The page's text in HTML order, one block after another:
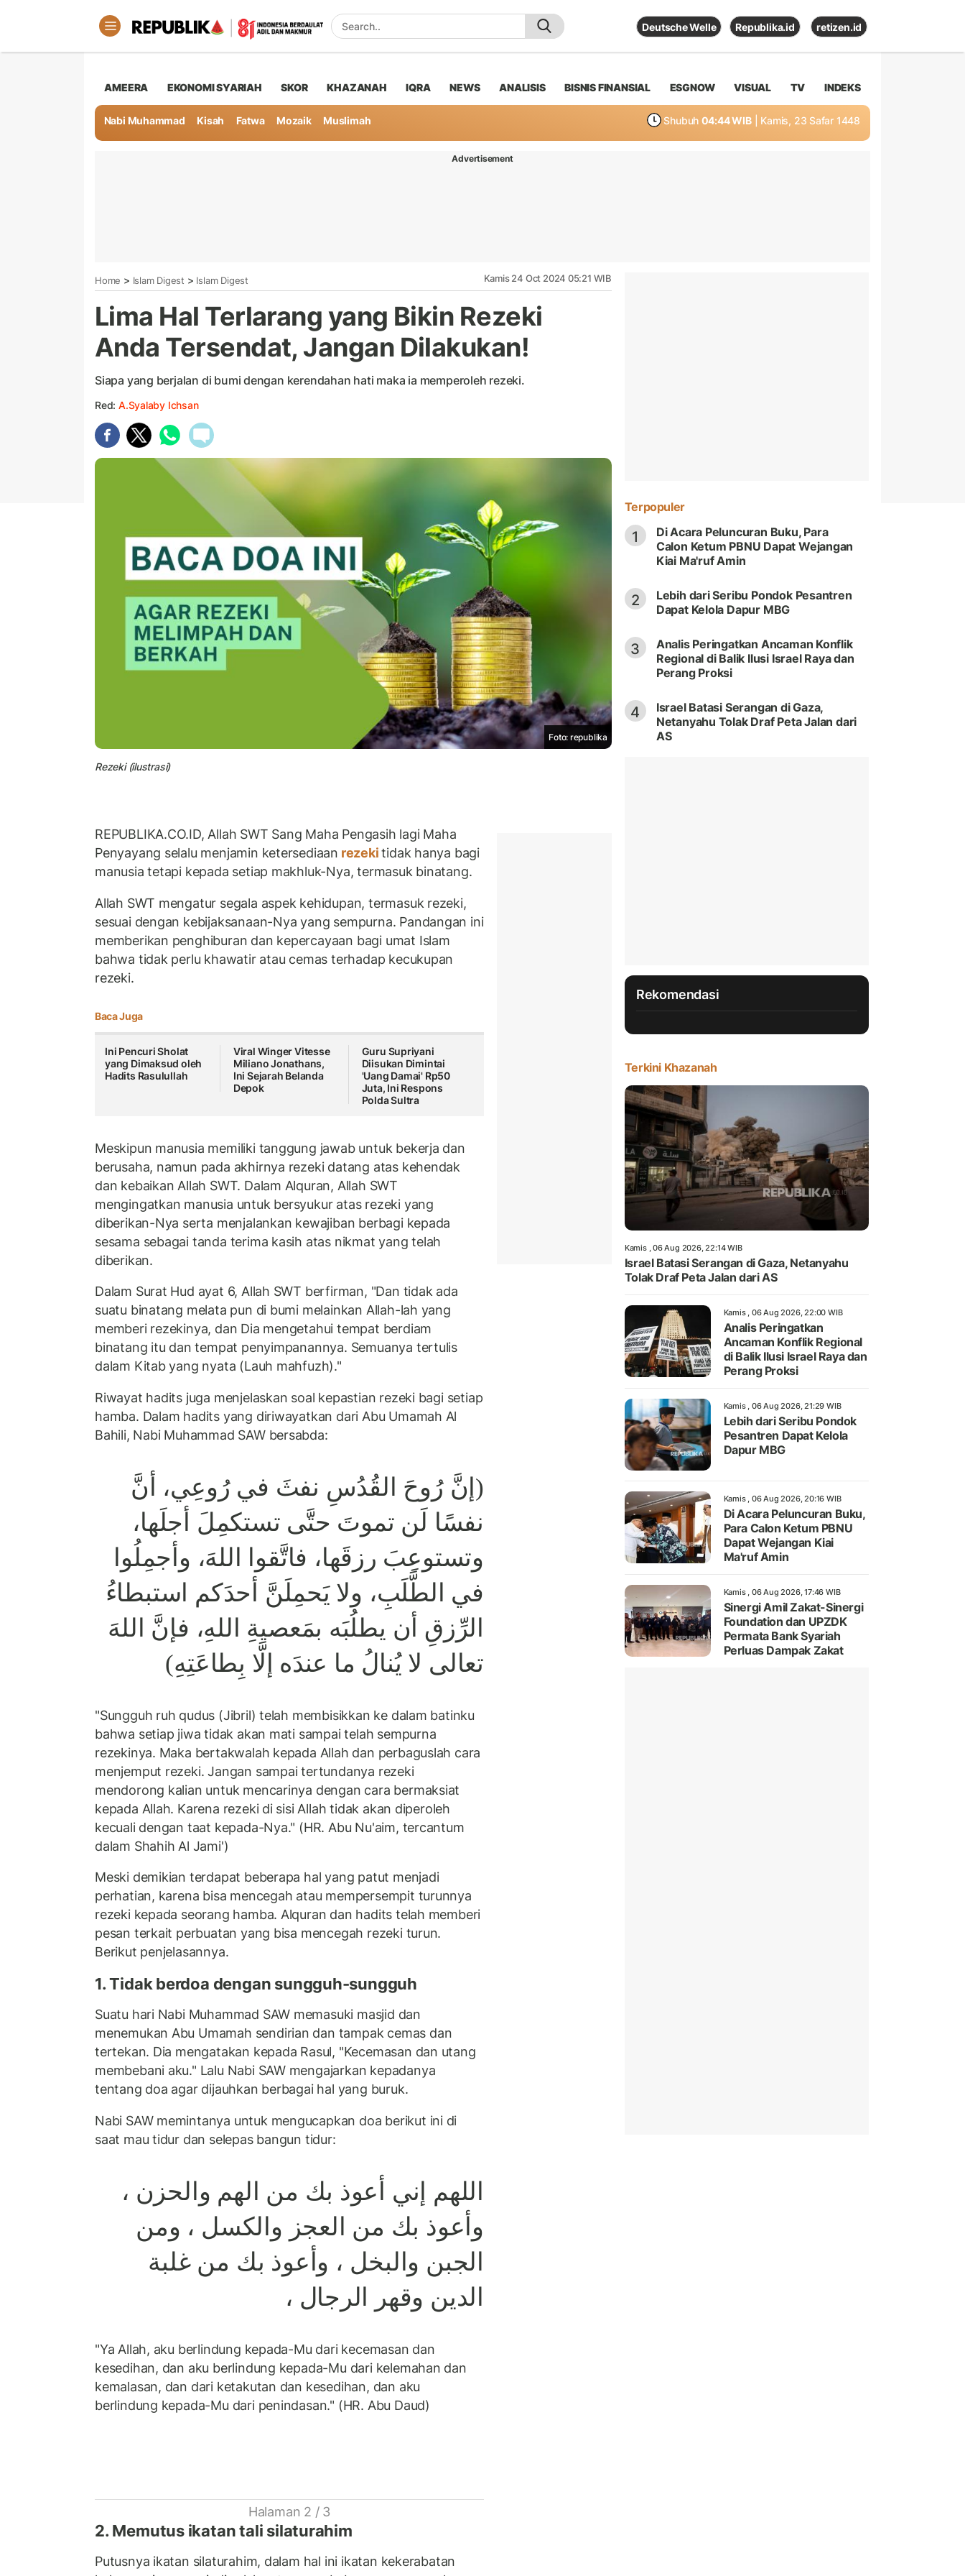
Deutsche Welle Republika.id retizen.id
AMEERA EKONOMI SYARIAH SKOR KHAZANAH IQRA NEWS ANALISIS BISNIS FINANSIAL ESGNOW VISUAL TV INDEKS
Nabi Muhammad Kisah Fatwa Mozaik Muslimah Shubuh 04:44 WIB | Kamis, 23 Safar 1448
Advertisement
Home > Islam Digest > Islam Digest Kamis 24 Oct 2024 05:21 WIB
Lima Hal Terlarang yang Bikin Rezeki
Anda Tersendat, Jangan Dilakukan!
Siapa yang berjalan di bumi dengan kerendahan hati maka ia memperoleh rezeki.
Red: A.Syalaby Ichsan
Foto: republika
Rezeki (ilustrasi)
REPUBLIKA.CO.ID, Allah SWT Sang Maha Pengasih lagi Maha
Penyayang selalu menjamin ketersediaan rezekitidak hanya bagi
manusia tetapi kepada setiap makhluk-Nya, termasuk binatang.
Allah SWT mengatur segala aspek kehidupan, termasuk rezeki,
sesuai dengan kebijaksanaan-Nya yang sempurna. Pandangan ini
memberikan penghiburan dan kepercayaan bagi umat Islam
bahwa tidak perlu khawatir atau cemas terhadap kecukupan
rezeki.
Baca Juga
Ini Pencuri Sholat
yang Dimaksud oleh
Hadits Rasulullah
Viral Winger Vitesse
Miliano Jonathans,
Ini Sejarah Belanda
Depok
Guru Supriyani
Diisukan Dimintai
'Uang Damai' Rp50
Juta, Ini Respons
Polda Sultra
Meskipun manusia memiliki tanggung jawab untuk bekerja dan
berusaha, namun pada akhirnya rezeki datang atas kehendak
dan kebaikan Allah SWT. Dalam Alquran, Allah SWT
mengingatkan manusia untuk bersyukur atas rezeki yang
diberikan-Nya serta menjalankan kewajiban berbagi kepada
sesama sebagai tanda terima kasih atas nikmat yang telah
diberikan.
Dalam Surat Hud ayat 6, Allah SWT berfirman, "Dan tidak ada
suatu binatang melata pun di bumi melainkan Allah-lah yang
memberi rezekinya, dan Dia mengetahui tempat berdiam
binatang itu dan tempat penyimpanannya. Semuanya tertulis
dalam Kitab yang nyata (Lauh mahfuzh)."
Riwayat hadits juga menjelaskan soal kepastian rezeki bagi setiap
hamba. Dalam hadits yang diriwayatkan dari Abu Umamah Al
Bahili, Nabi Muhammad SAW bersabda:
( إنَّ رُوحَ القُدُسِ نفثَ في رُوعِي،
أنَّ
نفسًا لَن تموتَ حتَّى تستكمِلَ
أجلَها،
وتستوعِبَ رزقَها، فاتَّقوا اللهَ، وأجمِلُوا
في الطَّلَبِ، ولا يَحمِلَنَّ أحدَكم استبطاءُ
الرِّزقِ أن يطلُبَه بمَعصيةِ اللهِ، فإنَّ اللهَ
تعالى لا يُنالُ ما عندَه إلَّا بِطاعَتِهِ)
"Sungguh ruh qudus (Jibril) telah membisikkan ke dalam batinku
bahwa setiap jiwa tidak akan mati sampai telah sempurna
rezekinya. Maka bertakwalah kepada Allah dan perbaguslah cara
menjemput rezeki. Jangan sampai tertundanya rezeki
mendorong kalian untuk mencarinya dengan cara bermaksiat
kepada Allah. Karena rezeki di sisi Allah tidak akan diperoleh
kecuali dengan taat kepada-Nya." (HR. Abu Nu'aim, tercantum
dalam Shahih Al Jami')
Meski demikian terdapat beberapa hal yang patut menjadi
perhatian, karena bisa mencegah atau mempersempit turunnya
rezeki kepada seorang hamba. Alquran dan hadits telah memberi
pesan terkait perbuatan yang bisa mencegah rezeki turun.
Berikut penjelasannya.
1. Tidak berdoa dengan sungguh-sungguh
Suatu hari Nabi Muhammad SAW memasuki masjid dan
menemukan Abu Umamah sendirian dan tampak cemas dan
tertekan. Dia mengatakan kepada Rasul, "Kecemasan dan utang
membebani aku." Lalu Nabi SAW mengajarkan kepadanya
tentang doa agar dijauhkan berbagai hal yang buruk.
Nabi SAW memintanya untuk mengucapkan doa berikut ini di
saat mau tidur dan selepas bangun tidur:
اللهم إني أعوذ بك من الهم والحزن ،
وأعوذ بك من العجز والكسل ، ومن
الجبن والبخل ، وأعوذ بك من غلبة
الدين وقهر الرجال ،
"Ya Allah, aku berlindung kepada-Mu dari kecemasan dan
kesedihan, dan aku berlindung kepada-Mu dari kelemahan dan
kemalasan, dan dari ketakutan dan kesedihan, dan aku
berlindung kepada-Mu dari penindasan." (HR. Abu Daud)
Halaman 2 / 3
2. Memutus ikatan tali silaturahim
Putusnya ikatan silaturahim, dalam hal ini ikatan kekerabatan
Terpopuler
1
Di Acara Peluncuran Buku, Para
Calon Ketum PBNU Dapat Wejangan
Kiai Ma'ruf Amin
2
Lebih dari Seribu Pondok Pesantren
Dapat Kelola Dapur MBG
3
Analis Peringatkan Ancaman Konflik
Regional di Balik Ilusi Israel Raya dan
Perang Proksi
4
Israel Batasi Serangan di Gaza,
Netanyahu Tolak Draf Peta Jalan dari
AS
Rekomendasi
Terkini Khazanah
Kamis , 06 Aug 2026, 22:14 WIB
Israel Batasi Serangan di Gaza, Netanyahu
Tolak Draf Peta Jalan dari AS
Kamis , 06 Aug 2026, 22:00 WIB
Analis Peringatkan
Ancaman Konflik Regional
di Balik Ilusi Israel Raya dan
Perang Proksi
Kamis , 06 Aug 2026, 21:29 WIB
Lebih dari Seribu Pondok
Pesantren Dapat Kelola
Dapur MBG
Kamis , 06 Aug 2026, 20:16 WIB
Di Acara Peluncuran Buku,
Para Calon Ketum PBNU
Dapat Wejangan Kiai
Ma'ruf Amin
Kamis , 06 Aug 2026, 17:46 WIB
Sinergi Amil Zakat-Sinergi
Foundation dan UPZDK
Permata Bank Syariah
Perluas Dampak Zakat